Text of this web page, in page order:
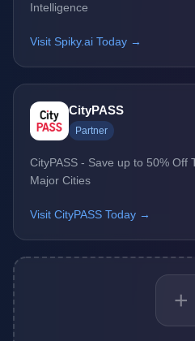
Intelligence
Visit Spiky.ai Today →
CityPASS
Partner
CityPASS - Save up to 50% Off
Major Cities
Visit CityPASS Today →
+